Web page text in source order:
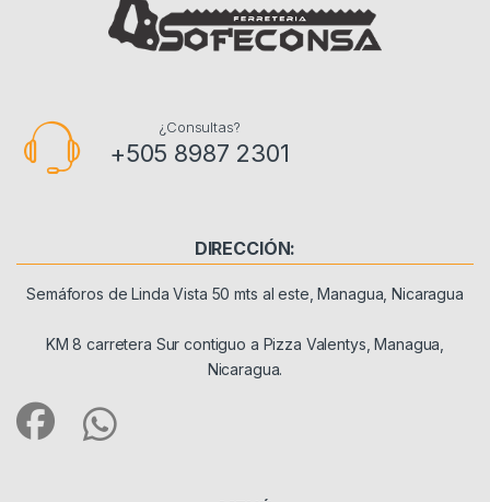
¿Consultas?
+505 8987 2301
DIRECCIÓN:
Semáforos de Linda Vista 50 mts al este, Managua, Nicaragua
KM 8 carretera Sur contiguo a Pizza Valentys, Managua,
Nicaragua.